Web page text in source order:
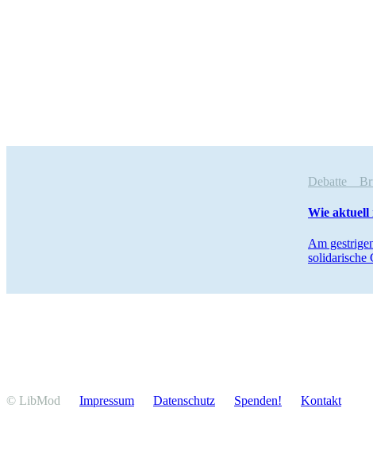
Debatte
Wie aktuell
Am
solida­rische
© LibMod Impressum Daten­schutz Spenden! Kontakt